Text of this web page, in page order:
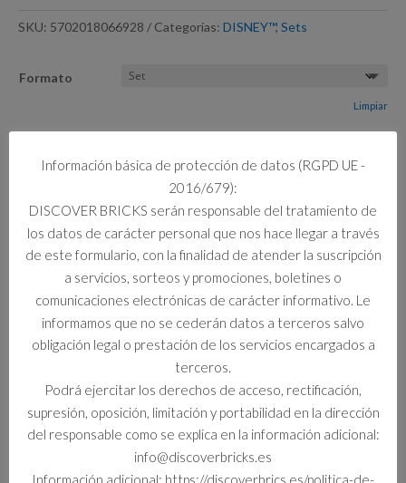
SKU: 5702018066928 Categorías: DISNEY™, Sets
Formato
Limpiar
43304
ECUESTRE
DE
BLAZE
cantidad
Añadir al carrito
Información adicional
Información adicional
Set
Información básica de protección de datos (RGPD UE -
2016/679):
DISCOVER BRICKS serán responsable del tratamiento de
los datos de carácter personal que nos hace llegar a través
de este formulario, con la finalidad de atender la suscripción
a servicios, sorteos y promociones, boletines o
comunicaciones electrónicas de carácter informativo. Le
informamos que no se cederán datos a terceros salvo
obligación legal o prestación de los servicios encargados a
terceros.
Podrá ejercitar los derechos de acceso, rectificación,
supresión, oposición, limitación y portabilidad en la dirección
del responsable como se explica en la información adicional:
info@discoverbricks.es
Información adicional: https://discoverbrics.es/politica-de-